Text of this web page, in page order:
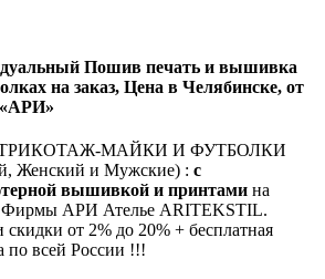
Пошив печать и вышивка
на заказ, Цена в Челябинске, от
МАЙКИ И ФУТБОЛКИ
Женский и Мужские) : с
вышивкой и принтами на
Фирмы АРИ Ателье ARITEKSTIL.
от 2% до 20% + бесплатная
по всей России !!!